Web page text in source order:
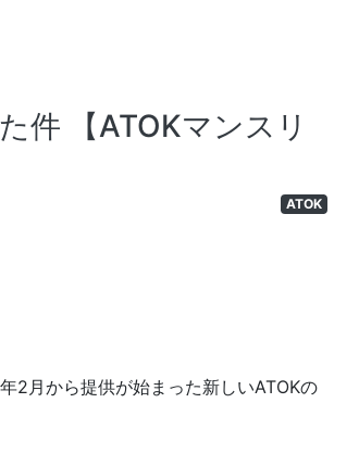
件 ​【ATOKマンスリ
ATOK
2月から提供が始まった新しいATOKの